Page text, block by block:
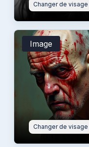
Changer de visage
Image
Changer de visage